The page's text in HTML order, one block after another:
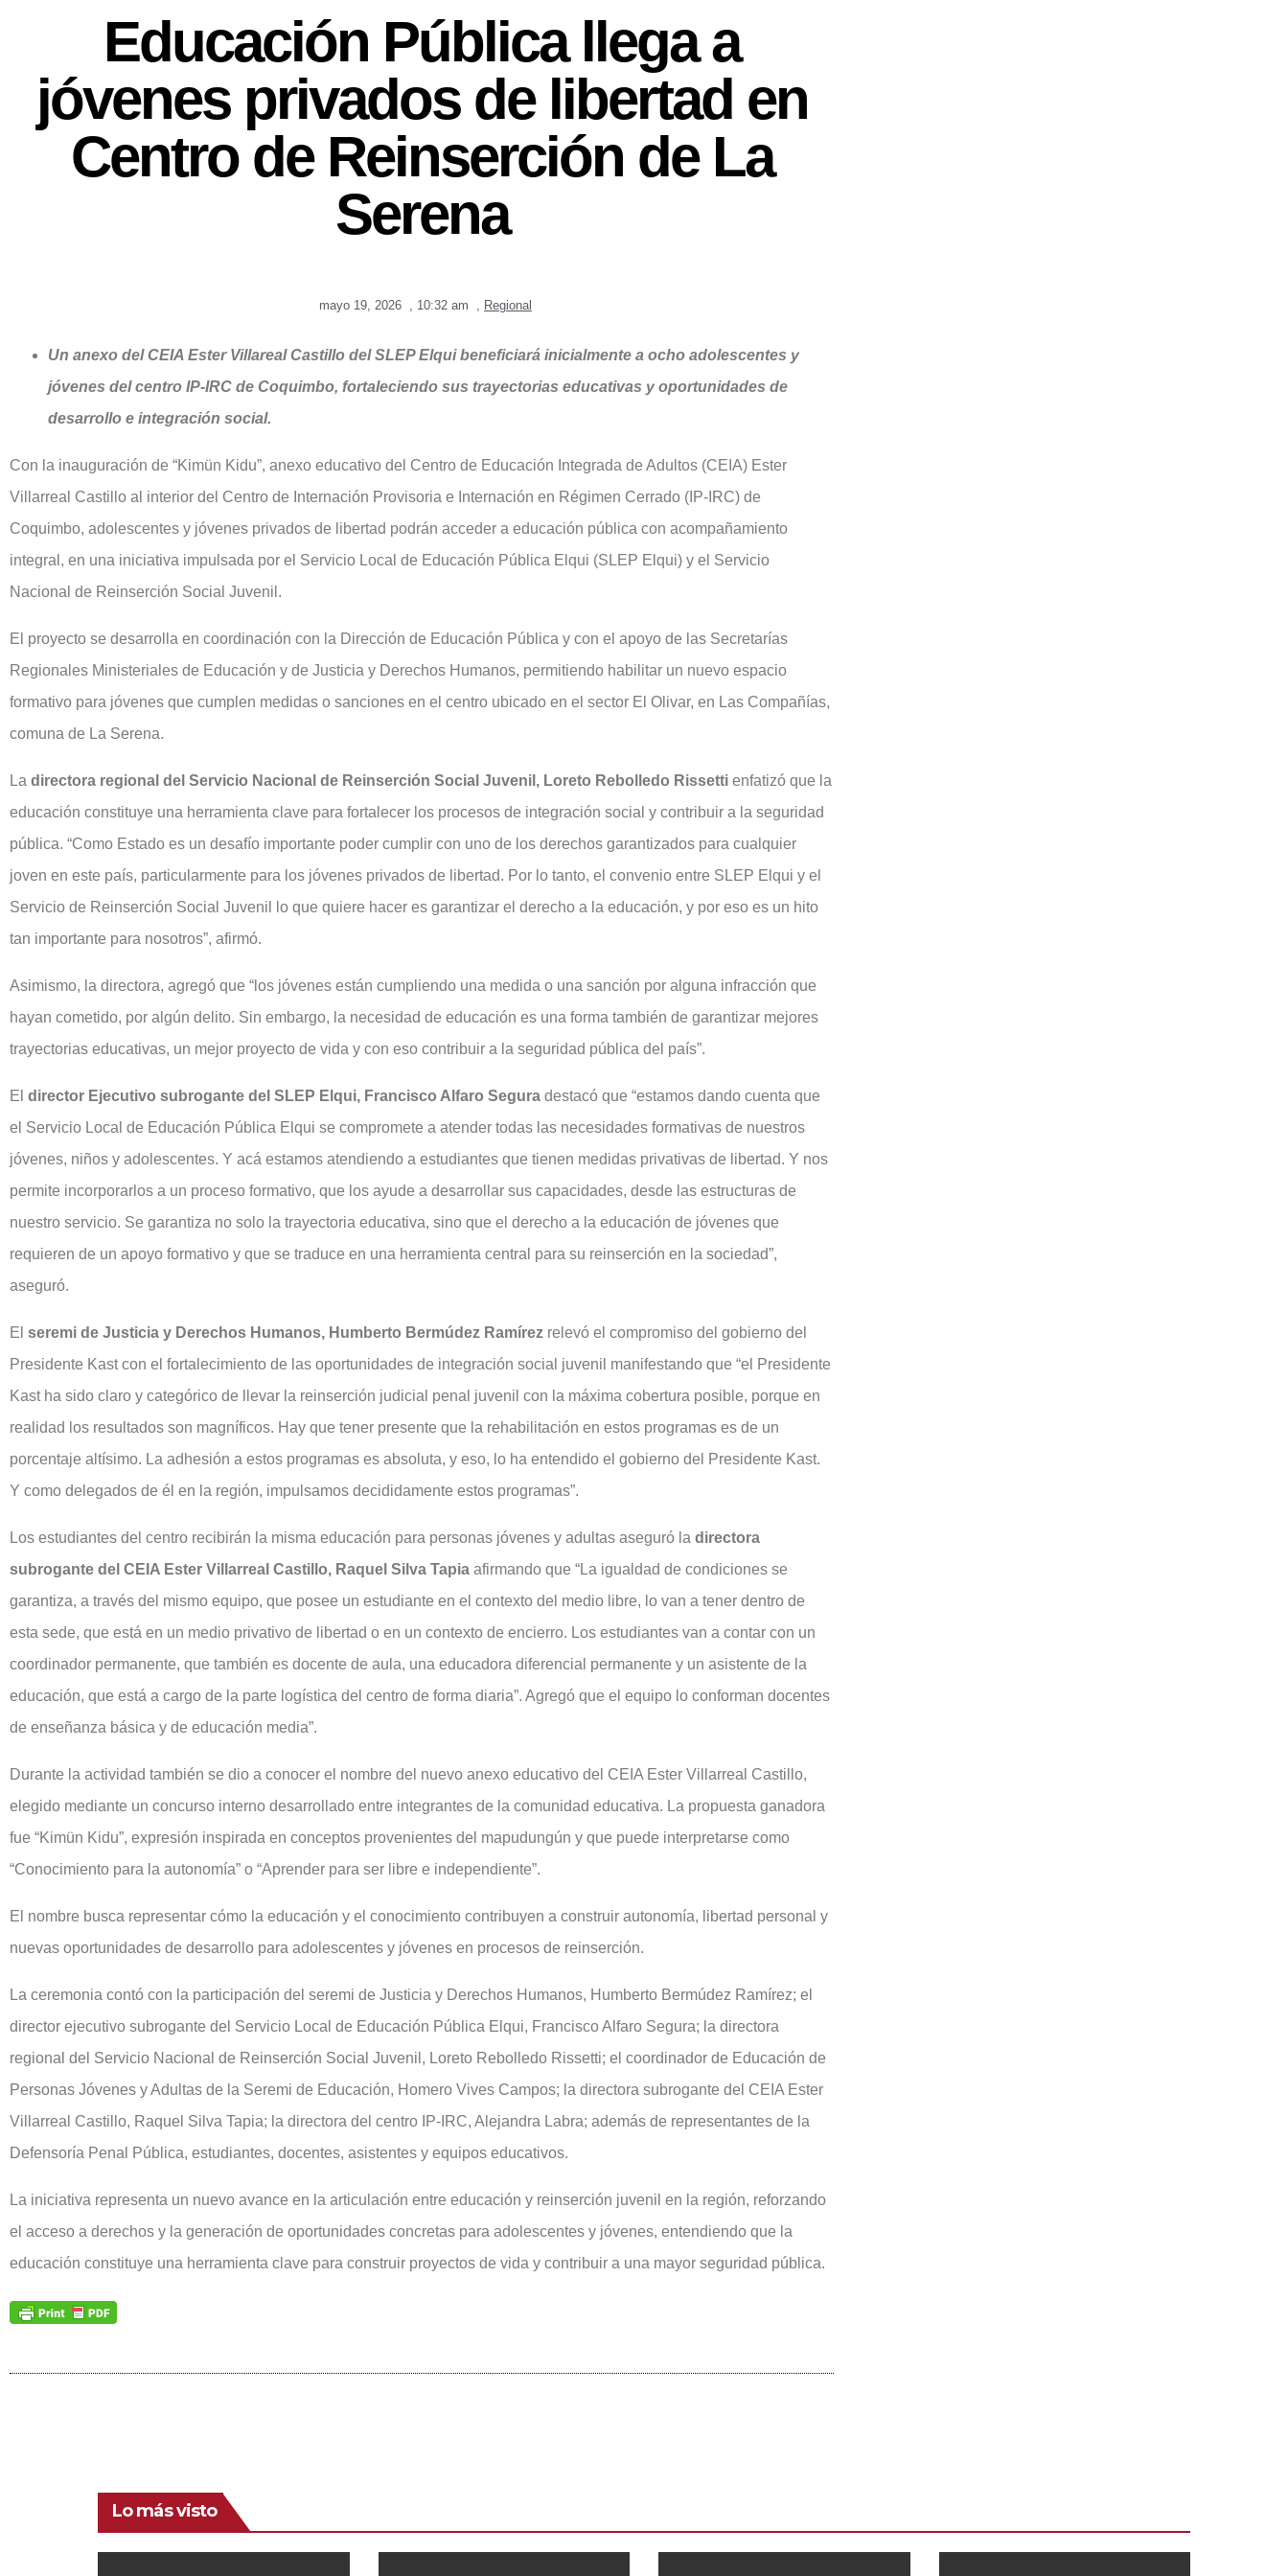
Educación Pública llega a
jóvenes privados de libertad en
Centro de Reinserción de La
Serena
mayo 19, 2026 , 10:32 am , Regional
Un anexo del CEIA Ester Villareal Castillo del SLEP Elqui beneficiará inicialmente a ocho adolescentes y
jóvenes del centro IP-IRC de Coquimbo, fortaleciendo sus trayectorias educativas y oportunidades de
desarrollo e integración social.
Con la inauguración de “Kimün Kidu”, anexo educativo del Centro de Educación Integrada de Adultos (CEIA) Ester
Villarreal Castillo al interior del Centro de Internación Provisoria e Internación en Régimen Cerrado (IP-IRC) de
Coquimbo, adolescentes y jóvenes privados de libertad podrán acceder a educación pública con acompañamiento
integral, en una iniciativa impulsada por el Servicio Local de Educación Pública Elqui (SLEP Elqui) y el Servicio
Nacional de Reinserción Social Juvenil.
El proyecto se desarrolla en coordinación con la Dirección de Educación Pública y con el apoyo de las Secretarías
Regionales Ministeriales de Educación y de Justicia y Derechos Humanos, permitiendo habilitar un nuevo espacio
formativo para jóvenes que cumplen medidas o sanciones en el centro ubicado en el sector El Olivar, en Las Compañías,
comuna de La Serena.
La directora regional del Servicio Nacional de Reinserción Social Juvenil, Loreto Rebolledo Rissetti enfatizó que la
educación constituye una herramienta clave para fortalecer los procesos de integración social y contribuir a la seguridad
pública. “Como Estado es un desafío importante poder cumplir con uno de los derechos garantizados para cualquier
joven en este país, particularmente para los jóvenes privados de libertad. Por lo tanto, el convenio entre SLEP Elqui y el
Servicio de Reinserción Social Juvenil lo que quiere hacer es garantizar el derecho a la educación, y por eso es un hito
tan importante para nosotros”, afirmó.
Asimismo, la directora, agregó que “los jóvenes están cumpliendo una medida o una sanción por alguna infracción que
hayan cometido, por algún delito. Sin embargo, la necesidad de educación es una forma también de garantizar mejores
trayectorias educativas, un mejor proyecto de vida y con eso contribuir a la seguridad pública del país”.
El director Ejecutivo subrogante del SLEP Elqui, Francisco Alfaro Segura destacó que “estamos dando cuenta que
el Servicio Local de Educación Pública Elqui se compromete a atender todas las necesidades formativas de nuestros
jóvenes, niños y adolescentes. Y acá estamos atendiendo a estudiantes que tienen medidas privativas de libertad. Y nos
permite incorporarlos a un proceso formativo, que los ayude a desarrollar sus capacidades, desde las estructuras de
nuestro servicio. Se garantiza no solo la trayectoria educativa, sino que el derecho a la educación de jóvenes que
requieren de un apoyo formativo y que se traduce en una herramienta central para su reinserción en la sociedad”,
aseguró.
El seremi de Justicia y Derechos Humanos, Humberto Bermúdez Ramírez relevó el compromiso del gobierno del
Presidente Kast con el fortalecimiento de las oportunidades de integración social juvenil manifestando que “el Presidente
Kast ha sido claro y categórico de llevar la reinserción judicial penal juvenil con la máxima cobertura posible, porque en
realidad los resultados son magníficos. Hay que tener presente que la rehabilitación en estos programas es de un
porcentaje altísimo. La adhesión a estos programas es absoluta, y eso, lo ha entendido el gobierno del Presidente Kast.
Y como delegados de él en la región, impulsamos decididamente estos programas”.
Los estudiantes del centro recibirán la misma educación para personas jóvenes y adultas aseguró la directora
subrogante del CEIA Ester Villarreal Castillo, Raquel Silva Tapia afirmando que “La igualdad de condiciones se
garantiza, a través del mismo equipo, que posee un estudiante en el contexto del medio libre, lo van a tener dentro de
esta sede, que está en un medio privativo de libertad o en un contexto de encierro. Los estudiantes van a contar con un
coordinador permanente, que también es docente de aula, una educadora diferencial permanente y un asistente de la
educación, que está a cargo de la parte logística del centro de forma diaria”. Agregó que el equipo lo conforman docentes
de enseñanza básica y de educación media”.
Durante la actividad también se dio a conocer el nombre del nuevo anexo educativo del CEIA Ester Villarreal Castillo,
elegido mediante un concurso interno desarrollado entre integrantes de la comunidad educativa. La propuesta ganadora
fue “Kimün Kidu”, expresión inspirada en conceptos provenientes del mapudungún y que puede interpretarse como
“Conocimiento para la autonomía” o “Aprender para ser libre e independiente”.
El nombre busca representar cómo la educación y el conocimiento contribuyen a construir autonomía, libertad personal y
nuevas oportunidades de desarrollo para adolescentes y jóvenes en procesos de reinserción.
La ceremonia contó con la participación del seremi de Justicia y Derechos Humanos, Humberto Bermúdez Ramírez; el
director ejecutivo subrogante del Servicio Local de Educación Pública Elqui, Francisco Alfaro Segura; la directora
regional del Servicio Nacional de Reinserción Social Juvenil, Loreto Rebolledo Rissetti; el coordinador de Educación de
Personas Jóvenes y Adultas de la Seremi de Educación, Homero Vives Campos; la directora subrogante del CEIA Ester
Villarreal Castillo, Raquel Silva Tapia; la directora del centro IP-IRC, Alejandra Labra; además de representantes de la
Defensoría Penal Pública, estudiantes, docentes, asistentes y equipos educativos.
La iniciativa representa un nuevo avance en la articulación entre educación y reinserción juvenil en la región, reforzando
el acceso a derechos y la generación de oportunidades concretas para adolescentes y jóvenes, entendiendo que la
educación constituye una herramienta clave para construir proyectos de vida y contribuir a una mayor seguridad pública.
Lo más visto